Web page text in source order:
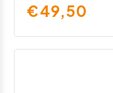
€49,50